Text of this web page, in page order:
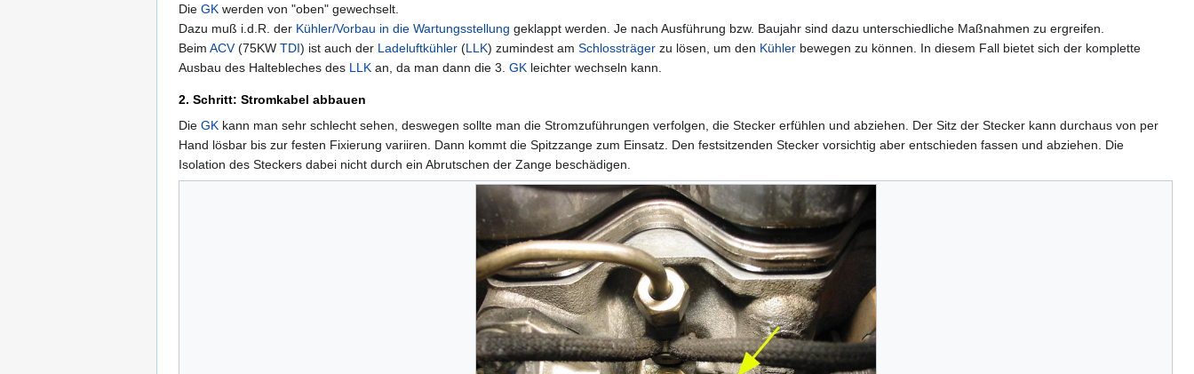
Die GK werden von "oben" gewechselt.
Dazu muß i.d.R. der Kühler/Vorbau in die Wartungsstellung geklappt werden. Je nach Ausführung bzw. Baujahr sind dazu unterschiedliche Maßnahmen zu ergreifen.
Beim ACV(75KW TDI) ist auch der Ladeluftkühler (LLK) zumindest am Schlossträger zu lösen, um den Kühler bewegen zu können. In diesem Fall bietet sich der komplette
Ausbau des Haltebleches des LLK an, da man dann die 3. GK leichter wechseln kann.
2. Schritt: Stromkabel abbauen
Die GK kann man sehr schlecht sehen, deswegen sollte man die Stromzuführungen verfolgen, die Stecker erfühlen und abziehen. Der Sitz der Stecker kann durchaus von per
Hand lösbar bis zur festen Fixierung variiren. Dann kommt die Spitzzange zum Einsatz. Den festsitzenden Stecker vorsichtig aber entschieden fassen und abziehen. Die
Isolation des Steckers dabei nicht durch ein Abrutschen der Zange beschädigen.